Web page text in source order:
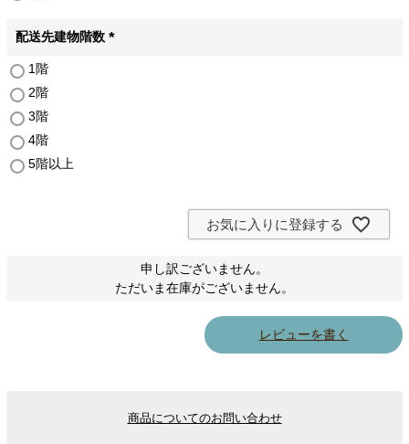
配送先建物階数
1階
2階
3階
4階
5階以上
お気に入りに登録する
申し訳ございません。
ただいま在庫がございません。
レビューを書く
商品についてのお問い合わせ